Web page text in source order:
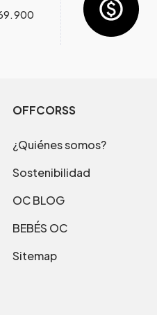
OFFCORSS
¿Quiénes somos?
Sostenibilidad
OC BLOG
BEBÉS OC
Sitemap